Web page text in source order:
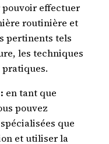
pouvoir effectuer
routinière et
pertinents tels
les techniques
pratiques.
en tant que
pouvez
que
et utiliser la